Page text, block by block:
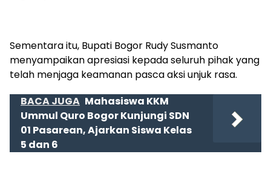
Sementara itu, Bupati Bogor Rudy Susmanto
menyampaikan apresiasi kepada seluruh pihak yang
telah menjaga keamanan pasca aksi unjuk rasa.
BACA JUGA Mahasiswa KKM
Ummul Quro Bogor Kunjungi SDN
01 Pasarean, Ajarkan Siswa Kelas
5 dan 6